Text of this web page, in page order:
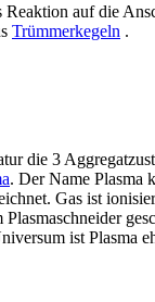
Reaktion auf die
Trümmerkegeln .
die 3
. Der Name Plasma
Gas ist
ist Plasma